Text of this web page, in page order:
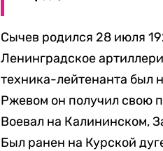
Сычев родился 28 июля
Ленинградское
техника-лейтенанта был
Ржевом он получил свою
Воевал на Калининском,
Был ранен на Курской